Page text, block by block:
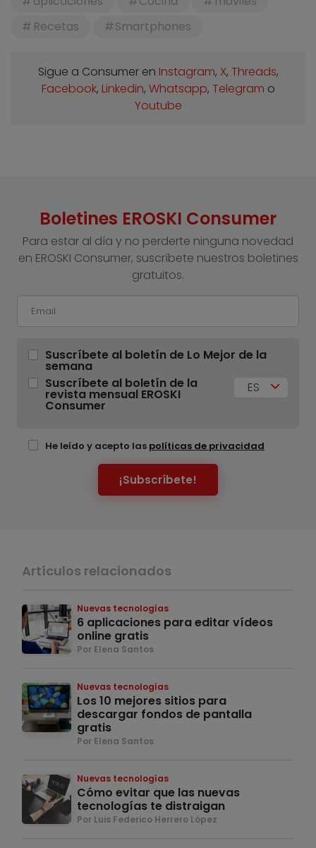
Recetas
Smartphones
Sigue a Consumer en Instagram, X, Threads,
Facebook, Linkedin, Whatsapp, Telegram o
Youtube
Boletines EROSKI Consumer
Para estar al día y no perderte ninguna novedad
en EROSKI Consumer, suscríbete nuestros boletines
gratuitos.
Suscríbete al boletín de Lo Mejor de la
semana
Suscríbete al boletín de la
revista mensual EROSKI
Consumer
ES
He leído y acepto las políticas de privacidad
¡Subscríbete!
Artículos relacionados
Nuevas tecnologías
6 aplicaciones para editar vídeos
online gratis
Por Elena Santos
Nuevas tecnologías
Los 10 mejores sitios para
descargar fondos de pantalla
gratis
Por Elena Santos
Nuevas tecnologías
Cómo evitar que las nuevas
tecnologías te distraigan
Por Luis Federico Herrero López